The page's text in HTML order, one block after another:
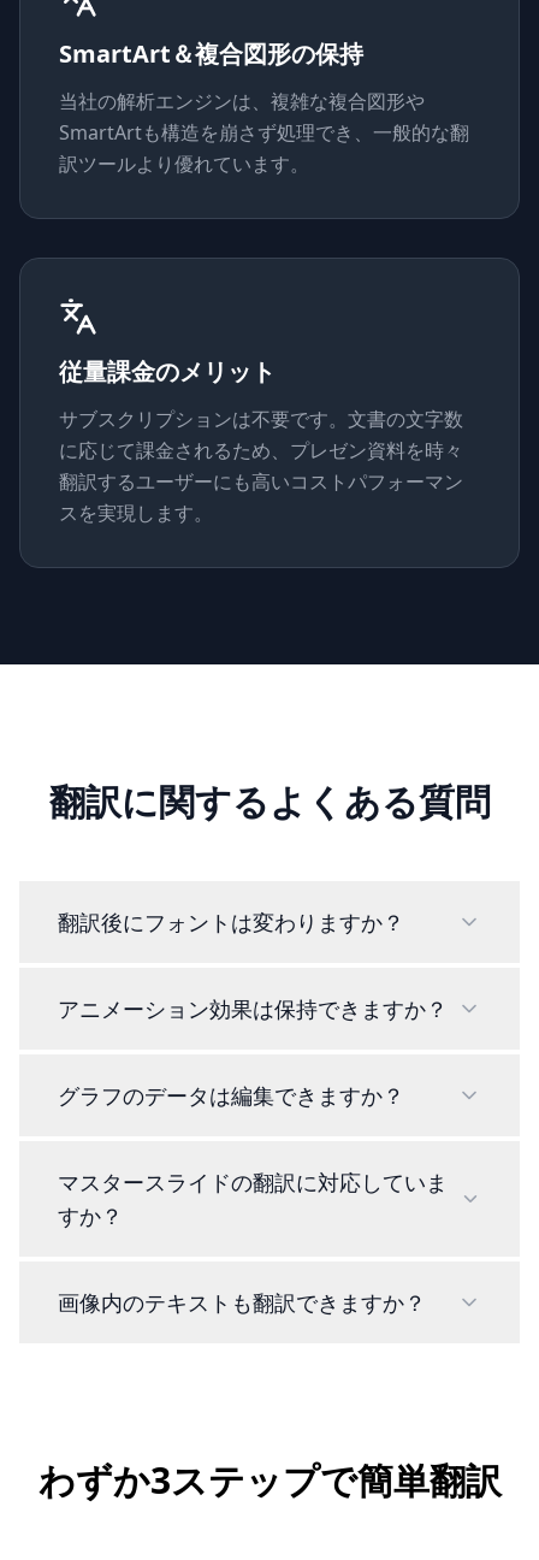
SmartArt＆複合図形の保持
当社の解析エンジンは、複雑な複合図形や
SmartArtも構造を崩さず処理でき、一般的な翻
訳ツールより優れています。
従量課金のメリット
サブスクリプションは不要です。文書の文字数
に応じて課金されるため、プレゼン資料を時々
翻訳するユーザーにも高いコストパフォーマン
スを実現します。
翻訳に関するよくある質問
翻訳後にフォントは変わりますか？
アニメーション効果は保持できますか？
グラフのデータは編集できますか？
マスタースライドの翻訳に対応していま
すか？
画像内のテキストも翻訳できますか？
わずか3ステップで簡単翻訳